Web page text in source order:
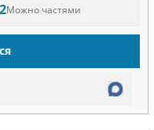
Можно частями